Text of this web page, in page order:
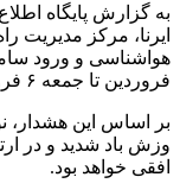
به گزارش پایگاه
ایرنا، مرکز
هواشناسی و ورود
فروردین تا جمعه ۶ فروردین را منتشر کرد.
بر اساس این هشدار،
وزش باد شدید و در
افقی خواهد بود.